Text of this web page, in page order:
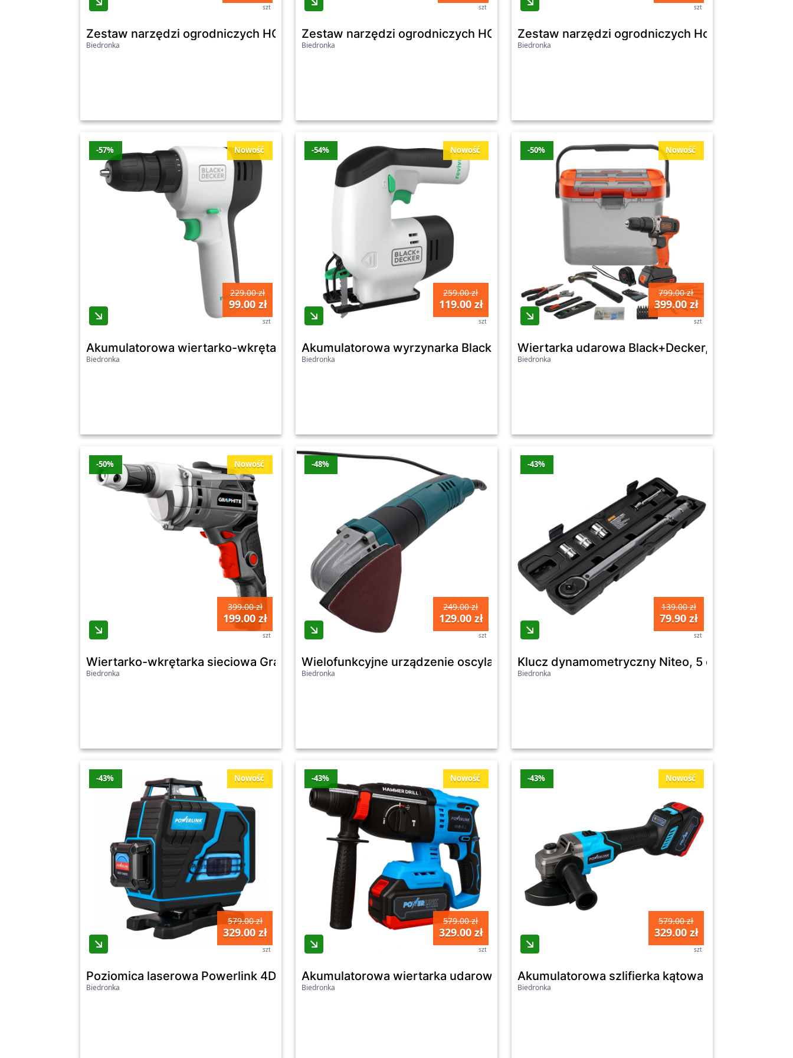
szt
Zestaw narzędzi ogrodniczych HOLTAZ, 3 elementy, zestaw II
Biedronka
szt
Zestaw narzędzi ogrodniczych HOLTAZ, 3 elementy, z wymiennym uchwytem
Biedronka
szt
Zestaw narzędzi ogrodniczych Holtaz, 4
Biedronka
Nowość
-57%
229.00 zł
99.00 zł
szt
Akumulatorowa wiertarko-wkrętartka Black+Decker Reviva, 12 V
Biedronka
Nowość
-54%
259.00 zł
119.00 zł
szt
Akumulatorowa wyrzynarka Black+Decker Reviva, 12 V
Biedronka
Nowość
-50%
799.00 zł
399.00 zł
szt
Wiertarka udarowa Black+Decker, z zestawem
Biedronka
Nowość
-50%
399.00 zł
199.00 zł
szt
Wiertarko-wkrętarka sieciowa Graphite, 520 W, z walizką
Biedronka
-48%
249.00 zł
129.00 zł
szt
Wielofunkcyjne urządzenie oscylacyjne MadLit, z akcesoriami, 300 W
Biedronka
-43%
139.00 zł
79.90 zł
szt
Klucz dynamometryczny Niteo, 5 elementów
Biedronka
Nowość
-43%
579.00 zł
329.00 zł
szt
Poziomica laserowa Powerlink 4D/16Line, 16 linii
Biedronka
Nowość
-43%
579.00 zł
329.00 zł
szt
Akumulatorowa wiertarka udarowa z silnikiem bezszczotkowym Powerlink, 26 mm, 2x
Biedronka
Nowość
-43%
579.00 zł
329.00 zł
szt
Akumulatorowa szlifierka kątowa z silnikiem
Biedronka